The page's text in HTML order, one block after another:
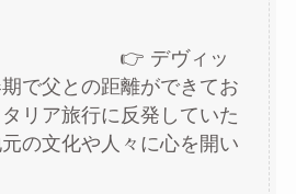
ヴィッ
期で父との距離ができてお
リア旅行に反発していた
の文化や人々に心を開い